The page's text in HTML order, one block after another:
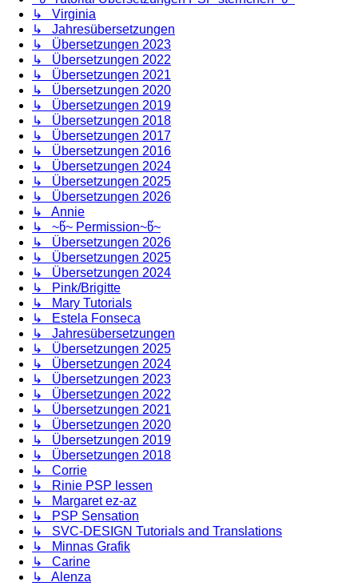
↳ Virginia
↳ Jahresübersetzungen
↳ Übersetzungen 2023
↳ Übersetzungen 2022
↳ Übersetzungen 2021
↳ Übersetzungen 2020
↳ Übersetzungen 2019
↳ Übersetzungen 2018
↳ Übersetzungen 2017
↳ Übersetzungen 2016
↳ Übersetzungen 2024
↳ Übersetzungen 2025
↳ Übersetzungen 2026
↳ Annie
↳ ~წ~ Permission~წ~
↳ Übersetzungen 2026
↳ Übersetzungen 2025
↳ Übersetzungen 2024
↳ Pink/Brigitte
↳ Mary Tutorials
↳ Estela Fonseca
↳ Jahresübersetzungen
↳ Übersetzungen 2025
↳ Übersetzungen 2024
↳ Übersetzungen 2023
↳ Übersetzungen 2022
↳ Übersetzungen 2021
↳ Übersetzungen 2020
↳ Übersetzungen 2019
↳ Übersetzungen 2018
↳ Corrie
↳ Rinie PSP lessen
↳ Margaret ez-az
↳ PSP Sensation
↳ SVC-DESIGN Tutorials and Translations
↳ Minnas Grafik
↳ Carine
↳ Alenza